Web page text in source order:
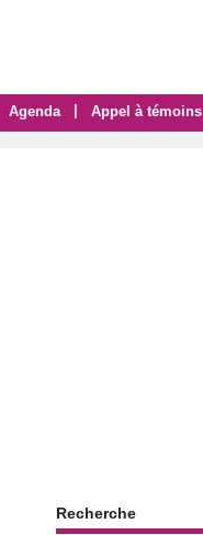
Agenda Appel à témoins
Recherche